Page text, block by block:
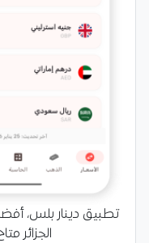
تطبيق دينار بلس،
الجزائر